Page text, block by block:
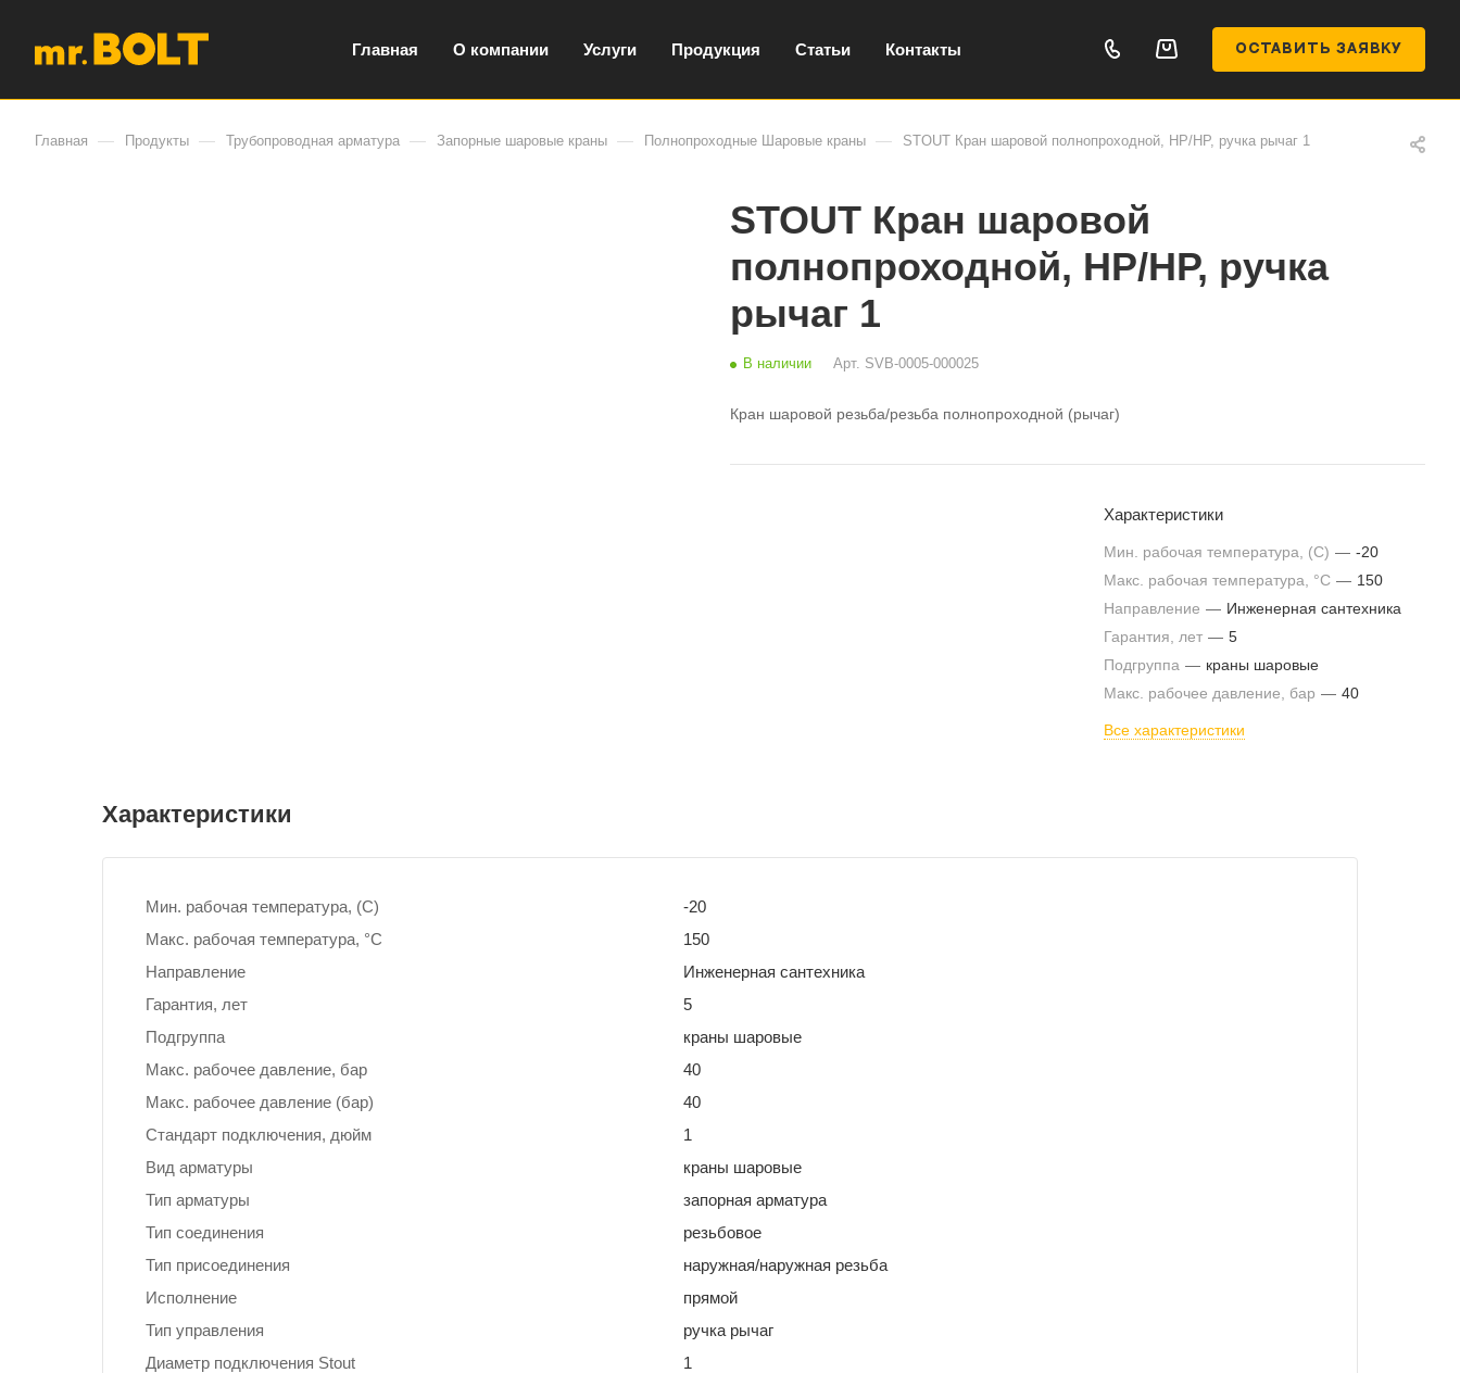
Главная О компании Услуги Продукция Статьи Контакты ОСТАВИТЬ ЗАЯВКУ
Главная — Продукты — Трубопроводная арматура — Запорные шаровые краны — Полнопроходные Шаровые краны — STOUT Кран шаровой полнопроходной, НР/НР, ручка рычаг 1
STOUT Кран шаровой
полнопроходной, НР/НР, ручка
рычаг 1
В наличии Арт. SVB-0005-000025
Кран шаровой резьба/резьба полнопроходной (рычаг)
Характеристики
Мин. рабочая температура, (С) — -20
Макс. рабочая температура, °С — 150
Направление — Инженерная сантехника
Гарантия, лет — 5
Подгруппа — краны шаровые
Макс. рабочее давление, бар — 40
Все характеристики
Характеристики
Мин. рабочая температура, (С)
-20
Макс. рабочая температура, °С
150
Направление
Инженерная сантехника
Гарантия, лет
5
Подгруппа
краны шаровые
Макс. рабочее давление, бар
40
Макс. рабочее давление (бар)
40
Стандарт подключения, дюйм
1
Вид арматуры
краны шаровые
Тип арматуры
запорная арматура
Тип соединения
резьбовое
Тип присоединения
наружная/наружная резьба
Исполнение
прямой
Тип управления
ручка рычаг
Диаметр подключения Stout
1